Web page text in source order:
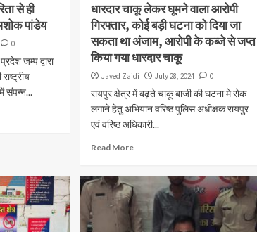
से ही
पांडेय
0
जम्प द्वारा
संपन्न...
धारदार चाकू लेकर घूमने वाला आरोपी
गिरफ्तार, कोई बड़ी घटना को दिया जा
सकता था अंजाम, आरोपी के कब्जे से जप्त
किया गया धारदार चाकू
Javed Zaidi July 28, 2024 0
रायपुर क्षेत्र में बढ़ते चाकू बाजी की घटना मे रोक
लगाने हेतु अभियान वरिष्ठ पुलिस अधीक्षक रायपुर
एवं वरिष्ठ अधिकारी...
Read More